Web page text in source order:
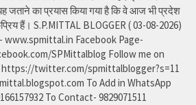
जताने का प्रयास किया गया है कि वे आज भी प्रदेश
हैं। S.P.MITTAL BLOGGER ( 03-08-2026)
www.spmittal.in Facebook Page-
SPMittalblog Follow me on
twitter.com/spmittalblogger?s=11
To Add in WhatsApp
To Contact- 9829071511